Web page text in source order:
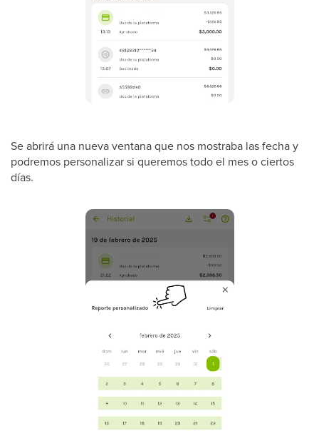
Se abrirá una nueva ventana que nos mostraba las fecha y
podremos personalizar si queremos todo el mes o ciertos
días.